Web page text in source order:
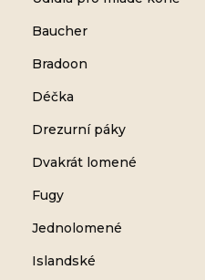
Baucher
Bradoon
Déčka
Drezurní páky
Dvakrát lomené
Fugy
Jednolomené
Islandské